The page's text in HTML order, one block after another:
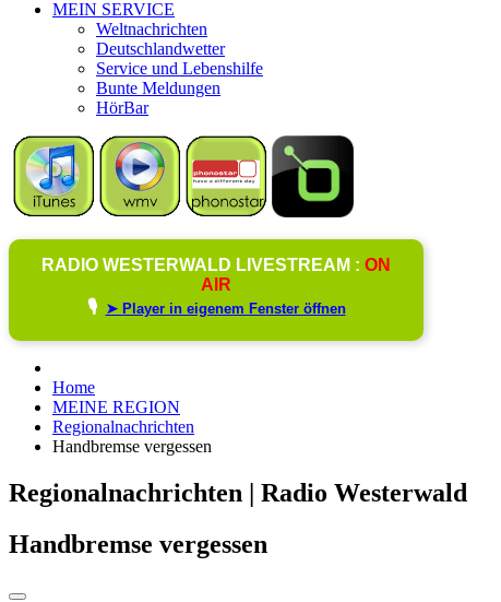
MEIN SERVICE
Weltnachrichten
Deutschlandwetter
Service und Lebenshilfe
Bunte Meldungen
HörBar
RADIO WESTERWALD LIVESTREAM : ON
AIR
🎙️ ➤ Player in eigenem Fenster öffnen
Home
MEINE REGION
Regionalnachrichten
Handbremse vergessen
Regionalnachrichten | Radio Westerwald
Handbremse vergessen